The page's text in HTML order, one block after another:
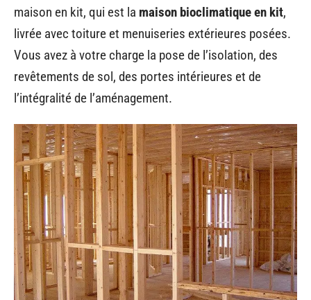
maison en kit, qui est la maison bioclimatique en kit,
livrée avec toiture et menuiseries extérieures posées.
Vous avez à votre charge la pose de l’isolation, des
revêtements de sol, des portes intérieures et de
l’intégralité de l’aménagement.